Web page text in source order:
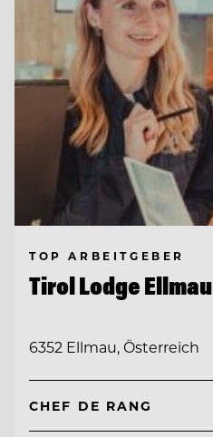
TOP ARBEITGEBER
Tirol Lodge Ellmau
6352 Ellmau, Österreich
CHEF DE RANG